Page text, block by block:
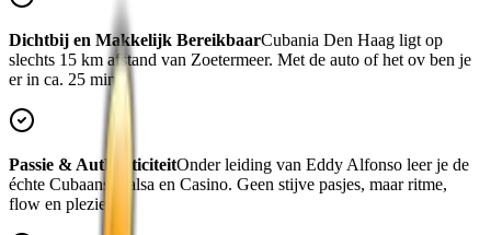
Dichtbij en Makkelijk BereikbaarCubania Den Haag ligt op
slechts 15 km afstand van Zoetermeer. Met de auto of het ov ben je
er in ca. 25 min
Passie & AuthenticiteitOnder leiding van Eddy Alfonso leer je de
échte Cubaanse salsa en Casino. Geen stijve pasjes, maar ritme,
flow en plezier.